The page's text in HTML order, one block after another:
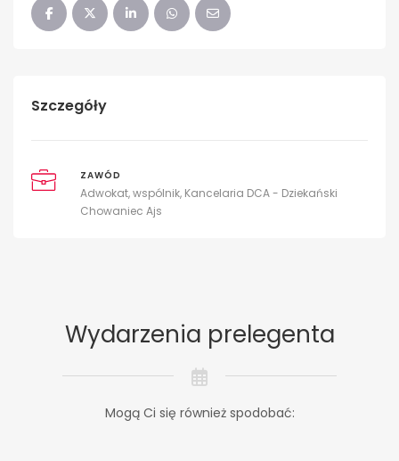
Szczegóły
ZAWÓD
Adwokat, wspólnik, Kancelaria DCA - Dziekański
Chowaniec Ajs
Wydarzenia prelegenta
Mogą Ci się również spodobać: